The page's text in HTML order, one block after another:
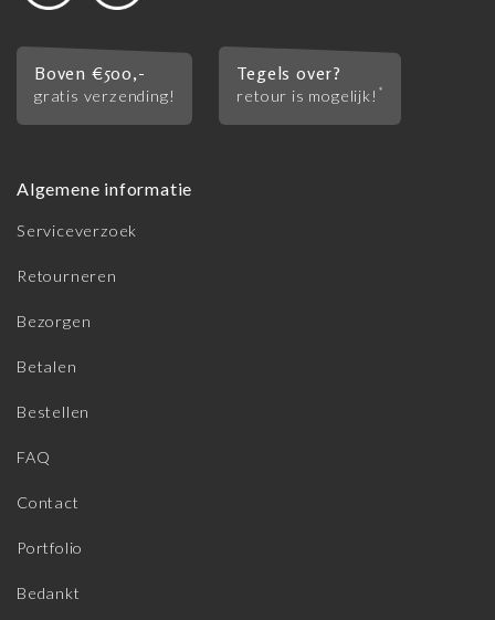
Boven €500,-
gratis verzending!
Tegels over?
retour is mogelijk! *
Algemene informatie
Serviceverzoek
Retourneren
Bezorgen
Betalen
Bestellen
FAQ
Contact
Portfolio
Bedankt